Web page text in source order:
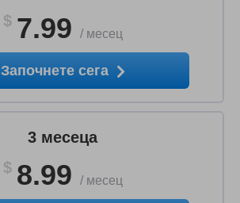
$ 7.99 / месец
Започнете сега
3 месеца
$ 8.99 / месец